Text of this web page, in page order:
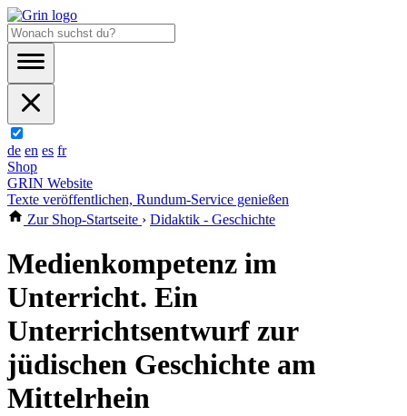
de en es fr
Shop
GRIN Website
Texte veröffentlichen, Rundum-Service genießen
Zur Shop-Startseite › Didaktik - Geschichte
Medienkompetenz im
Unterricht. Ein
Unterrichtsentwurf zur
jüdischen Geschichte am
Mittelrhein